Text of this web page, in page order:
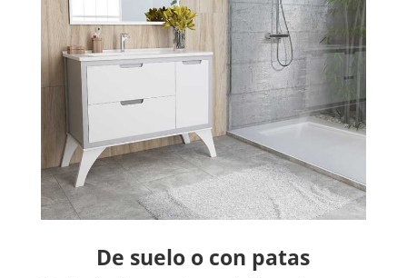
De suelo o con patas